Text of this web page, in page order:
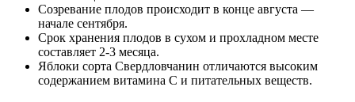
Созревание плодов происходит в конце августа —
начале сентября.
Срок хранения плодов в сухом и прохладном месте
составляет 2-3 месяца.
Яблоки сорта Свердловчанин отличаются высоким
содержанием витамина C и питательных веществ.